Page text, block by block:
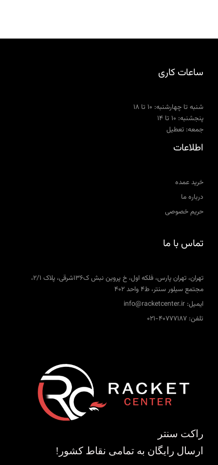
ساعات کاری
شنبه تا چهارشنبه: ۱۰ تا ۱۸
پنجشنبه: ۱۰ تا ۱۴
جمعه: تعطیل
اطلاعات
خرید عمده
درباره ما
حریم خصوصی
تماس با ما
تهران، تهران پارس، فلکه اول، خ پروین نبش ک136شرقی، پلاک 2/1،
مجتمع سیلور سنتر، ط4 واحد 402
ایمیل: info@racketcenter.ir
تلفن: 40777187-021
راکت سنتر
ارسال رایگان به تمامی نقاط کشور!